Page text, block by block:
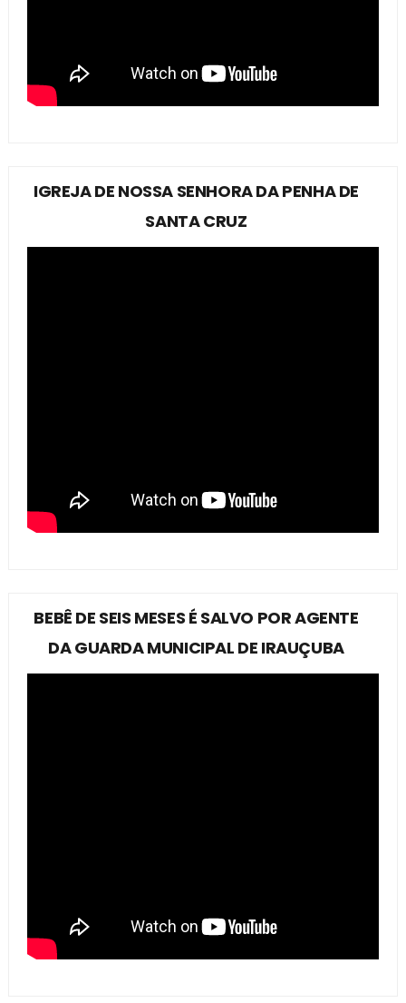
IGREJA DE NOSSA SENHORA DA PENHA DE
SANTA CRUZ
BEBÊ DE SEIS MESES É SALVO POR AGENTE
DA GUARDA MUNICIPAL DE IRAUÇUBA